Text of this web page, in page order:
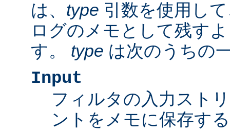
は、 type 引数を使用し
ログのメモとして残す
す。 type は次のうちの
Input
フィルタの入力スト
ントをメモに保存す